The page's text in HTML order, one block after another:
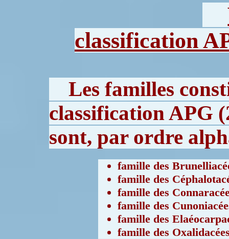
classification
Les familles
classification APG
sont, par ordre
famille des
famille des
famille des
famille des
famille des
famille des